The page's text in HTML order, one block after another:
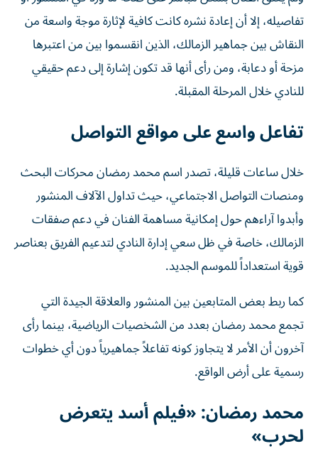
تفاصيله، إلا أن إعادة نشره كانت كافية لإثارة موجة واسعة من
النقاش بين جماهير الزمالك، الذين انقسموا بين من اعتبرها
مزحة أو دعابة، ومن رأى أنها قد تكون إشارة إلى دعم حقيقي
للنادي خلال المرحلة المقبلة.
تفاعل واسع على مواقع التواصل
خلال ساعات قليلة، تصدر اسم محمد رمضان محركات البحث
ومنصات التواصل الاجتماعي، حيث تداول الآلاف المنشور
وأبدوا آراءهم حول إمكانية مساهمة الفنان في دعم صفقات
الزمالك، خاصة في ظل سعي إدارة النادي لتدعيم الفريق بعناصر
قوية استعداداً للموسم الجديد.
كما ربط بعض المتابعين بين المنشور والعلاقة الجيدة التي
تجمع محمد رمضان بعدد من الشخصيات الرياضية، بينما رأى
آخرون أن الأمر لا يتجاوز كونه تفاعلاً جماهيرياً دون أي خطوات
رسمية على أرض الواقع.
محمد رمضان: «فيلم أسد يتعرض
لحرب»